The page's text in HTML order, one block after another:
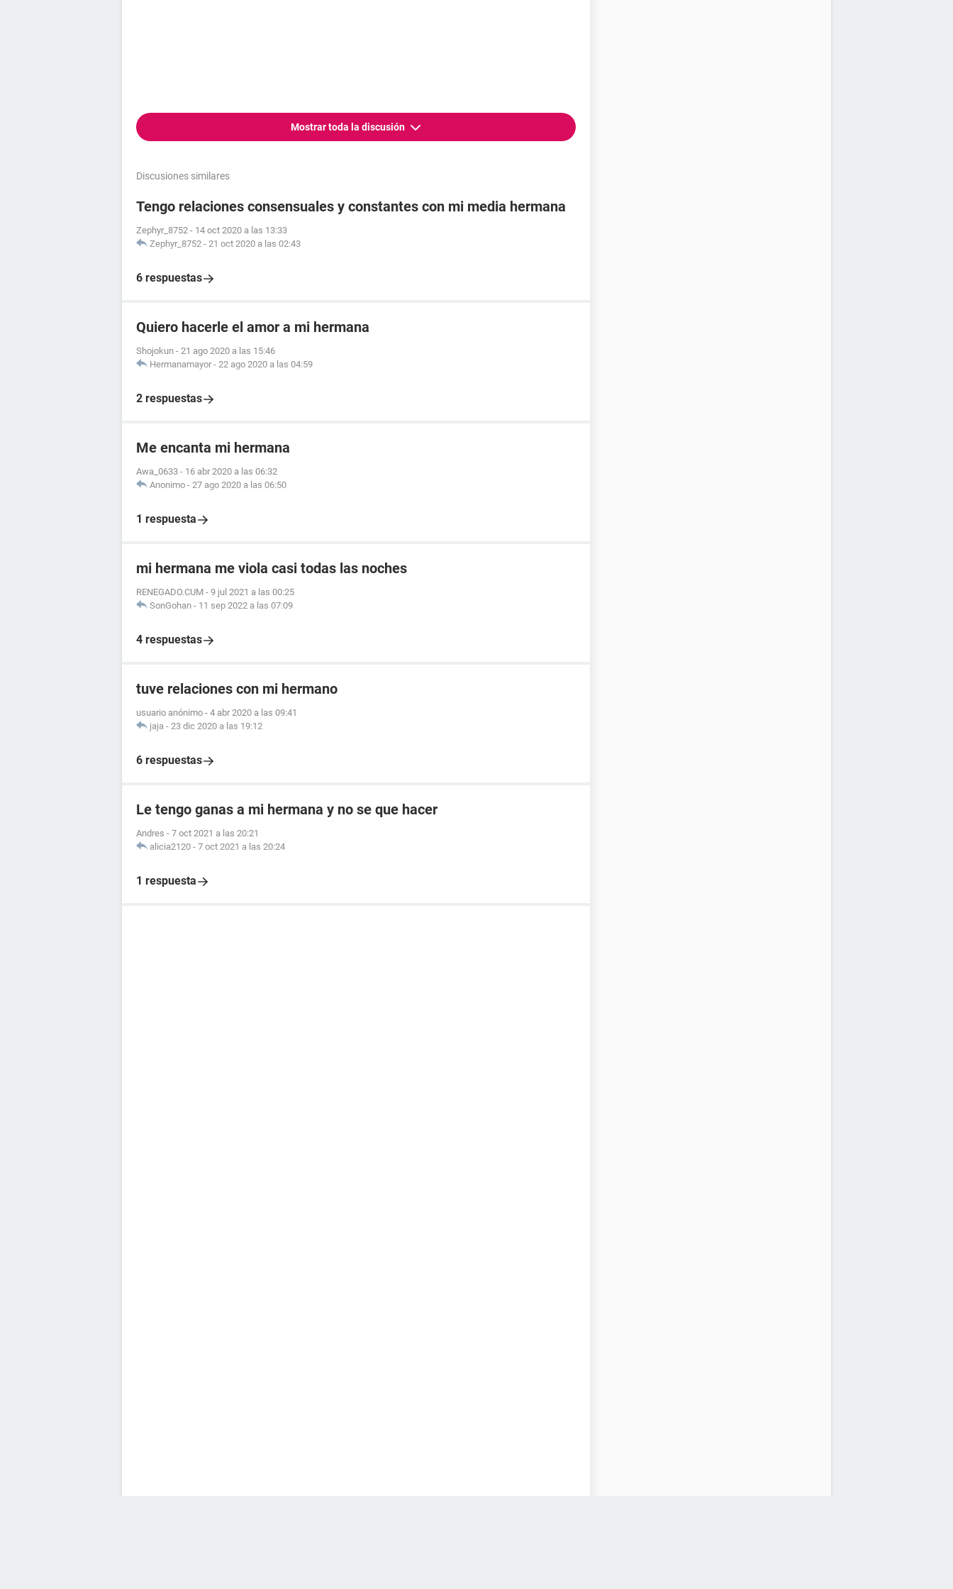
Mostrar toda la discusión
Discusiones similares
Tengo relaciones consensuales y constantes con mi media hermana
Zephyr_8752 - 14 oct 2020 a las 13:33
Zephyr_8752 - 21 oct 2020 a las 02:43
6 respuestas
Quiero hacerle el amor a mi hermana
Shojokun - 21 ago 2020 a las 15:46
Hermanamayor - 22 ago 2020 a las 04:59
2 respuestas
Me encanta mi hermana
Awa_0633 - 16 abr 2020 a las 06:32
Anonimo - 27 ago 2020 a las 06:50
1 respuesta
mi hermana me viola casi todas las noches
RENEGADO.CUM - 9 jul 2021 a las 00:25
SonGohan - 11 sep 2022 a las 07:09
4 respuestas
tuve relaciones con mi hermano
usuario anónimo - 4 abr 2020 a las 09:41
jaja - 23 dic 2020 a las 19:12
6 respuestas
Le tengo ganas a mi hermana y no se que hacer
Andres - 7 oct 2021 a las 20:21
alicia2120 - 7 oct 2021 a las 20:24
1 respuesta